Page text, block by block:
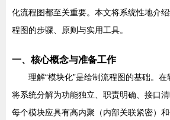
化流程图都至关重要。本文将系统性地介
程图的步骤、原则与实用工具。
一、核心概念与准备工作
理解“模块化”是绘制流程图的基础。
将系统分解为功能独立、职责明确、接口清
每个模块应具有高内聚（内部关联紧密）